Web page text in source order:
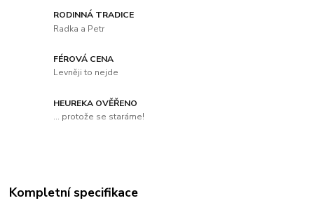
RODINNÁ TRADICE
Radka a Petr
FÉROVÁ CENA
Levněji to nejde
HEUREKA OVĚŘENO
... protože se staráme!
Kompletní specifikace